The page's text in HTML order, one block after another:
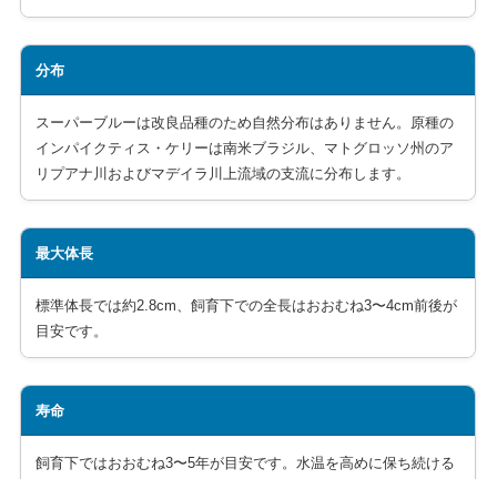
分布
スーパーブルーは改良品種のため自然分布はありません。原種の
インパイクティス・ケリーは南米ブラジル、マトグロッソ州のア
リプアナ川およびマデイラ川上流域の支流に分布します。
最大体長
標準体長では約2.8cm、飼育下での全長はおおむね3〜4cm前後が
目安です。
寿命
飼育下ではおおむね3〜5年が目安です。水温を高めに保ち続ける